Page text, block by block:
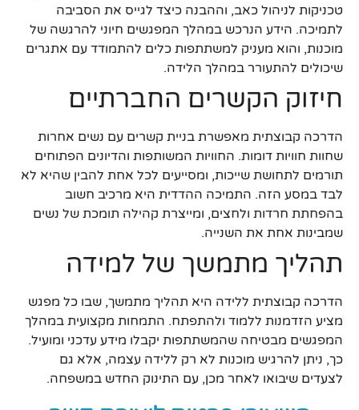
טכניקות לניהול כאב, וההבנה כיצד לגייס את הסביבה
לתמיכה. הידע הנרכש במהלך המפגשים חיוני להרגשה של
מוכנות, והוא מעניק למשתתפות כלים להתמודד עם אתגרים
שיכולים להתעורר במהלך הלידה.
חיזוק הקשרים החברתיים
הדרכה קבוצתית מאפשרת בניית קשרים עם נשים אחרות
שחוות חוויות דומות. החוויות המשותפות והדיונים הפתוחים
תורמים לתחושת שייכות, ומסייעים לכל אחת להבין שהיא לא
לבד במסע הזה. התמיכה ההדדית היא מרכיב חשוב
בהפחתת חרדות ולחצים, ומייצרת קהילה תומכת של נשים
שמבינות אחת את השנייה.
תהליך מתמשך של למידה
הדרכה קבוצתית ללידה היא תהליך מתמשך, שבו כל מפגש
מציע הזדמנות ללמוד ולהתפתח. התמחות מקצועית במהלך
המפגשים מבטיחה שהמשתתפות יקבלו מידע עדכני ומועיל.
כך, ניתן להרגיש מוכנות לא רק ללידה עצמה, אלא גם
לצעדים שיבואו לאחר מכן, עם התינוק החדש במשפחה.